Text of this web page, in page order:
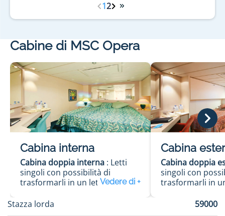
12
Cabine di MSC Opera
Cabina interna
Cabina doppia interna : Letti
singoli con possibilità di
trasformarli in un letto
eccezione delle cabine per
Cabina
Cabina doppia
singoli con
trasformarli in
Bagno con
Stazza lorda 59000